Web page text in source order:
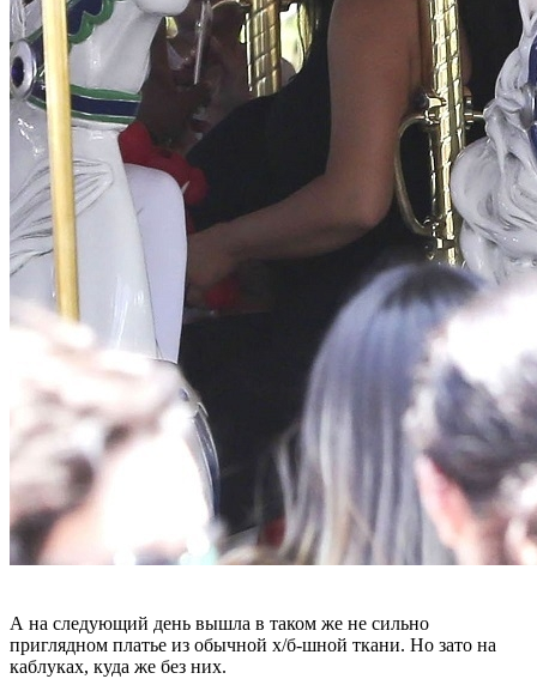
А на следующий день вышла в таком же не сильно
приглядном платье из обычной х/б-шной ткани. Но зато на
каблуках, куда же без них.